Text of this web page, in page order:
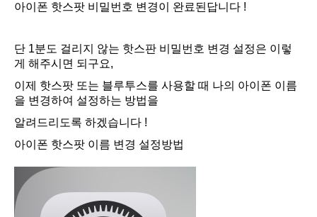
아이폰 핫스팟 비밀번호 변경이 완료된답니다 !
단 1분도 걸리지 않는 핫스판 비밀번호 변경 설정은 이렇
게 해주시면 되구요,
이제 핫스팟 또는 블루투스를 사용할 때 나의 아이폰 이름
을 변경하여 설정하는 방법을
알려드리도록 하겠습니다 !
아이폰 핫스팟 이름 변경 설정방법